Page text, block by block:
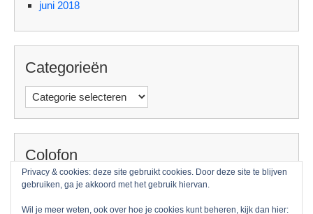
juni 2018
Categorieën
Categorieën
Colofon
Foto: Guido Benschop
Privacy & cookies: deze site gebruikt cookies. Door deze site te blijven
gebruiken, ga je akkoord met het gebruik hiervan.
Wil je meer weten, ook over hoe je cookies kunt beheren, kijk dan hier: